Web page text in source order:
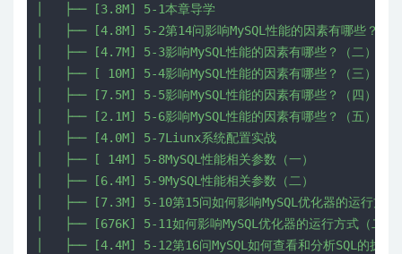
│   ├── [3.8M] 5-1本章导学
│   ├── [4.8M] 5-2第14问影响MySQL性能的因素有哪些？（
│   ├── [4.7M] 5-3影响MySQL性能的因素有哪些？（二）
│   ├── [ 10M] 5-4影响MySQL性能的因素有哪些？（三）
│   ├── [7.5M] 5-5影响MySQL性能的因素有哪些？（四）
│   ├── [2.1M] 5-6影响MySQL性能的因素有哪些？（五）
│   ├── [4.0M] 5-7Liunx系统配置实战
│   ├── [ 14M] 5-8MySQL性能相关参数（一）
│   ├── [6.4M] 5-9MySQL性能相关参数（二）
│   ├── [7.3M] 5-10第15问如何影响MySQL优化器的运行方式
│   ├── [676K] 5-11如何影响MySQL优化器的运行方式（二）
│   ├── [4.4M] 5-12第16问MySQL如何查看和分析SQL的执行